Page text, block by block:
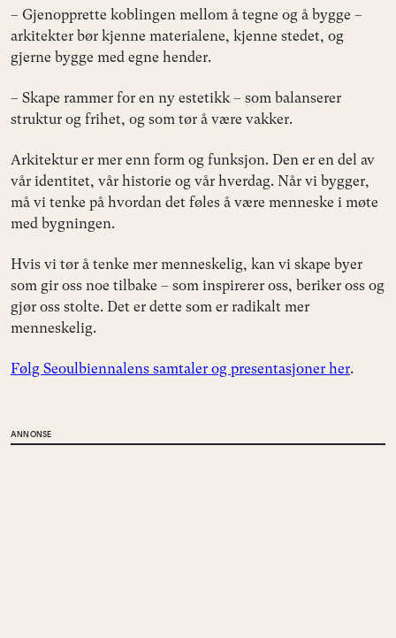
– Gjenopprette koblingen mellom å tegne og å bygge –
arkitekter bør kjenne materialene, kjenne stedet, og
gjerne bygge med egne hender.
– Skape rammer for en ny estetikk – som balanserer
struktur og frihet, og som tør å være vakker.
Arkitektur er mer enn form og funksjon. Den er en del av
vår identitet, vår historie og vår hverdag. Når vi bygger,
må vi tenke på hvordan det føles å være menneske i møte
med bygningen.
Hvis vi tør å tenke mer menneskelig, kan vi skape byer
som gir oss noe tilbake – som inspirerer oss, beriker oss og
gjør oss stolte. Det er dette som er radikalt mer
menneskelig.
Følg Seoulbiennalens samtaler og presentasjoner her.
ANNONSE